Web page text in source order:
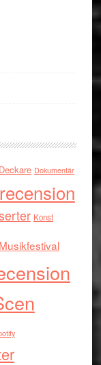
Deckare Dokumentär
Konst
Musikfestival